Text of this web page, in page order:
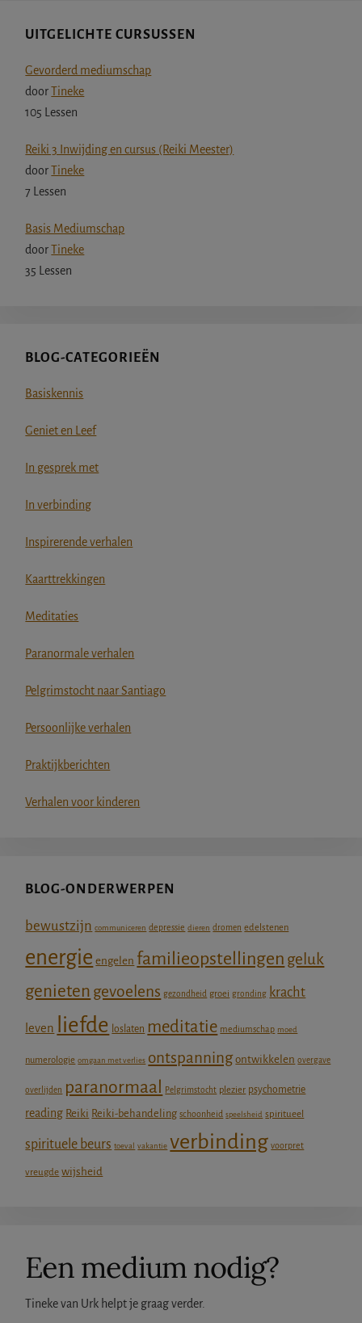
UITGELICHTE CURSUSSEN
Gevorderd mediumschap
doorTineke
105 Lessen
Reiki 3 Inwijding en cursus (Reiki Meester)
doorTineke
7 Lessen
Basis Mediumschap
doorTineke
35 Lessen
BLOG-CATEGORIEËN
Basiskennis
Geniet en Leef
In gesprek met
In verbinding
Inspirerende verhalen
Kaarttrekkingen
Meditaties
Paranormale verhalen
Pelgrimstocht naar Santiago
Persoonlijke verhalen
Praktijkberichten
Verhalen voor kinderen
BLOG-ONDERWERPEN
bewustzijn communiceren depressie dieren dromen edelstenen
energie engelen familieopstellingen geluk
genieten gevoelens gezondheid groei gronding kracht
leven liefde loslaten meditatie mediumschap moed
numerologie omgaan met verlies ontspanning ontwikkelen overgave
overlijden paranormaal Pelgrimstocht plezier psychometrie
reading Reiki Reiki-behandeling schoonheid speelsheid spiritueel
spirituele beurs toeval vakantie verbinding voorpret
vreugde wijsheid
Een medium nodig?
Tineke van Urk helpt je graag verder.